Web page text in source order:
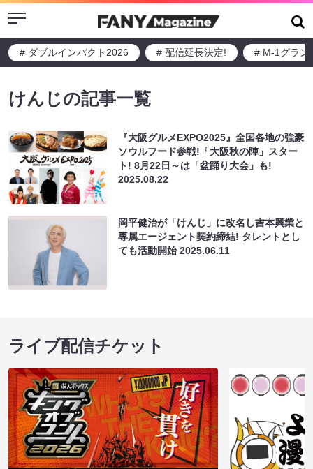
Menu
# ダブルインパクト2026 # 配信延長決定! # M-1グラン
けんじの記事一覧
『大阪グルメEXPO2025』全国各地の強豪
ソウルフード参戦!「大阪秋の陣」スター
ト! 8月22日～は「盆踊り大会」も!
2025.08.22
岡平健治が「けんじ」に改名し吉本興業と
専属エージェント契約締結! タレントとし
ても活動開始2025.06.11
ライブ配信チケット